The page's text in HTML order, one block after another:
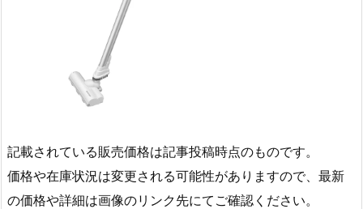
記載されている販売価格は記事投稿時点のものです。
価格や在庫状況は変更される可能性がありますので、最新
の価格や詳細は画像のリンク先にてご確認ください。